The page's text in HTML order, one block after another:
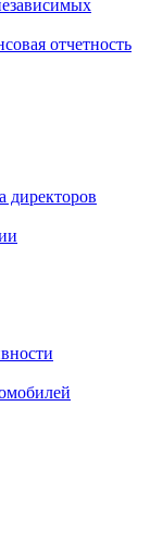
отчетность
директоров